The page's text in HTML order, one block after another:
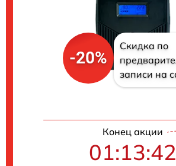
-20%
Скидка по
записи на
Конец акции
01:13:41